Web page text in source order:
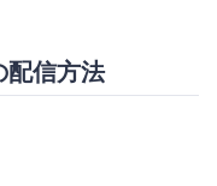
配信方法